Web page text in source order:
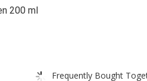
200 ml
Frequently Bought